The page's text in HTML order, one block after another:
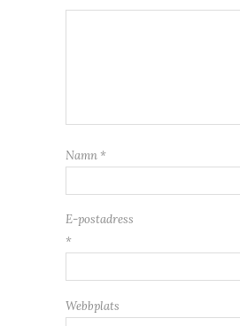
Namn *
E-postadress
*
Webbplats